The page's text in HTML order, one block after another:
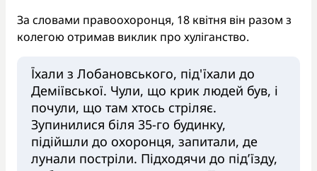
За словами правоохоронця, 18 квітня він разом з
колегою отримав виклик про хуліганство.
Їхали з Лобановського, під'їхали до
Деміївської. Чули, що крик людей був, і
почули, що там хтось стріляє.
Зупинилися біля 35-го будинку,
підійшли до охоронця, запитали, де
лунали постріли. Підходячи до під’їзду,